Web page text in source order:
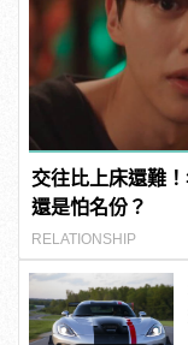
交往比上床還難
還是怕名份？
RELATIONSHIP